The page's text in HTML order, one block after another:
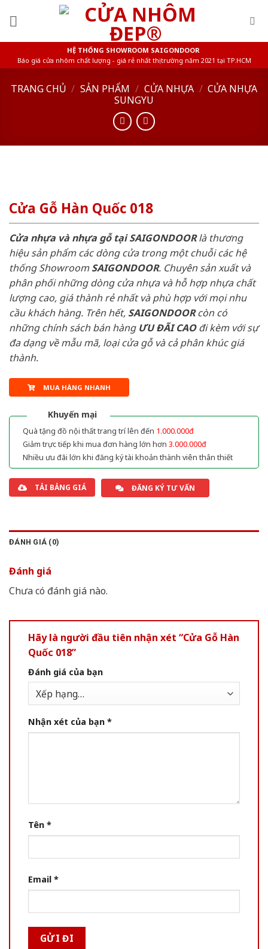
HỆ THỐNG SHOWROOM SAIGONDOOR
Báo giá cửa nhôm chất lượng - giá rẻ nhất thị trường năm 2021 tại TP.HCM
TRANG CHỦ / SẢN PHẨM / CỬA NHỰA / CỬA NHỰA
SUNGYU
Cửa Gỗ Hàn Quốc 018
Cửa nhựa và nhựa gỗ tại SAIGONDOORlà thương
hiệu sản phẩm các dòng cửa trong một chuỗi các hệ
thống ShowroomSAIGONDOOR. Chuyên sản xuất và
phân phối những dòng cửa nhựa và hỗ hợp nhựa chất
lượng cao, giá thành rẻ nhất và phù hợp với mọi nhu
cầu khách hàng. Trên hết, SAIGONDOORcòn có
những chính sách bán hàng ƯU ĐÃI CAOđi kèm với sự
đa dạng về mẫu mã, loại cửa gỗ và cả phân khúc giá
thành.
MUA HÀNG NHANH
Khuyến mại
Quà tặng đồ nội thất trang trí lên đến 1.000.000đ
Giảm trực tiếp khi mua đơn hàng lớn hơn 3.000.000đ
Nhiều ưu đãi lớn khi đăng ký tài khoản thành viên thân thiết
TẢI BẢNG GIÁ ĐĂNG KÝ TƯ VẤN
ĐÁNH GIÁ (0)
Đánh giá
Chưa có đánh giá nào.
Hãy là người đầu tiên nhận xét “Cửa Gỗ Hàn
Quốc 018”
Đánh giá của bạn
Nhận xét của bạn *
Tên *
Email *